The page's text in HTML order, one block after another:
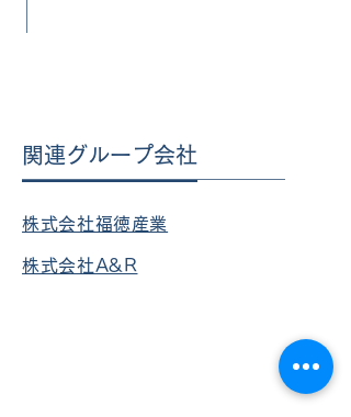
関連グループ会社
株式会社福徳産業
株式会社A&R